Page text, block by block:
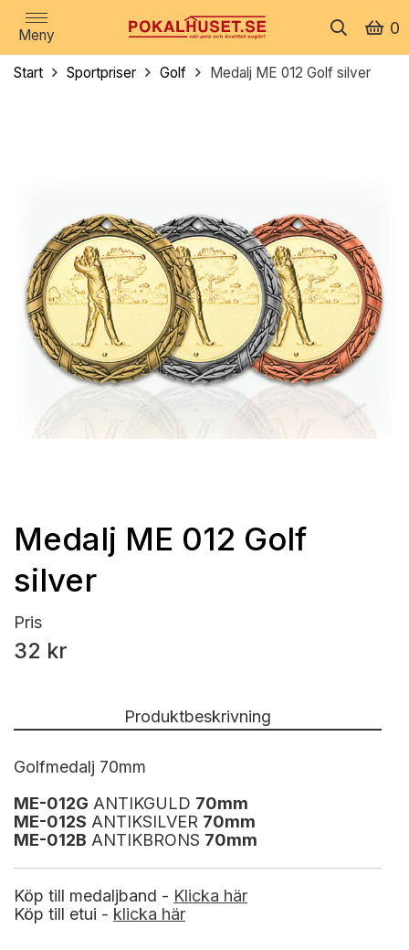
Start Sportpriser Golf Medalj ME 012 Golf silver
Medalj ME 012 Golf
silver
Pris
32 kr
Produktbeskrivning
Golfmedalj 70mm
ME-012G ANTIKGULD 70mm
ME-012S ANTIKSILVER 70mm
ME-012B ANTIKBRONS 70mm
Köp till medaljband - Klicka här
Köp till etui - klicka här
Meny 0